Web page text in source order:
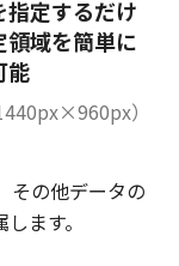
指定するだけ
領域を簡単に
能
）
その他データの
ます。